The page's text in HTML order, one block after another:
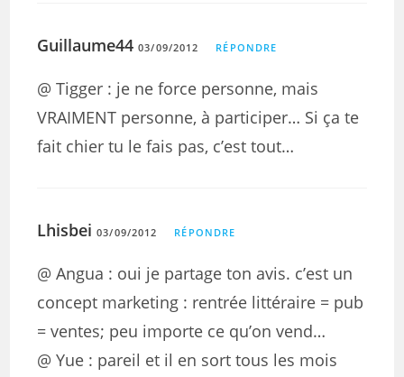
Guillaume44 03/09/2012 RÉPONDRE
@ Tigger : je ne force personne, mais
VRAIMENT personne, à participer… Si ça te
fait chier tu le fais pas, c’est tout…
Lhisbei 03/09/2012 RÉPONDRE
@ Angua : oui je partage ton avis. c’est un
concept marketing : rentrée littéraire = pub
= ventes; peu importe ce qu’on vend…
@ Yue : pareil et il en sort tous les mois